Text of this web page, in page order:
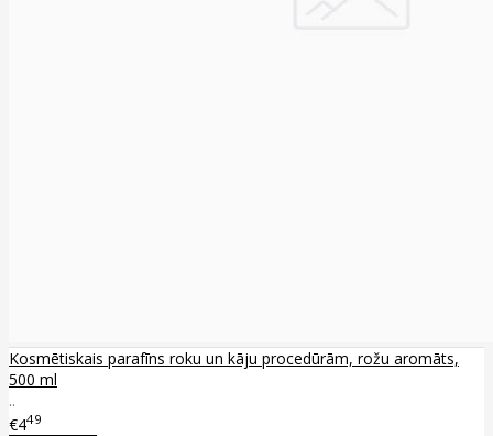
Kosmētiskais parafīns roku un kāju procedūrām, rožu aromāts,
500 ml
..
€449